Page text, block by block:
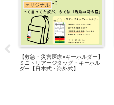
オリジナル
【救急・災害医療×キーホルダー】
ミニトリアージタッグ・キーホル
ダー【日本式・海外式】